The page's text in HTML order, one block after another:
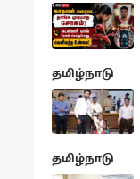
தமிழ்நாடு
தமிழ்நாடு